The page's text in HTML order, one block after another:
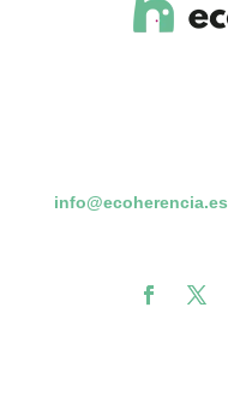
info@ecoherencia.es